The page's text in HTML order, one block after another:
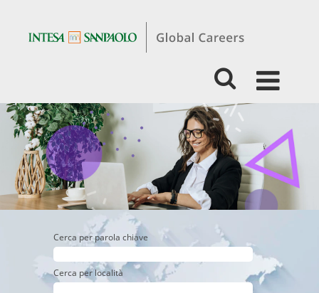
Experienced
Business
Private
Banking
Cerca per parola chiave
Cerca per località